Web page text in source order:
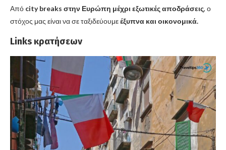
Από city breaks στην Ευρώπη μέχρι εξωτικές αποδράσεις, ο
στόχος μας είναι να σε ταξιδεύουμεέξυπνα και οικονομικά.
Links κρατήσεων